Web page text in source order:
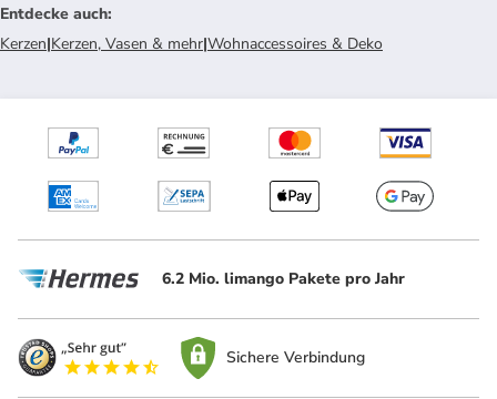
Entdecke auch:
Kerzen|Kerzen, Vasen & mehr|Wohnaccessoires & Deko
6.2 Mio. limango Pakete pro Jahr
Sichere Verbindung